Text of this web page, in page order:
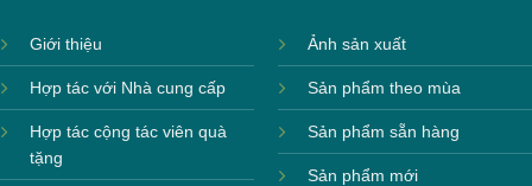
Giới thiệu
Hợp tác với Nhà cung cấp
Hợp tác cộng tác viên quà
tặng
Ảnh sản xuất
Sản phẩm theo mùa
Sản phẩm sẵn hàng
Sản phẩm mới